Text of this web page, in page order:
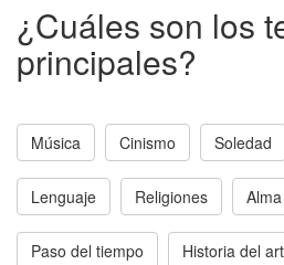
¿Cuáles son los
principales?
Música Cinismo Soledad
Lenguaje Religiones
Paso del tiempo Historia del